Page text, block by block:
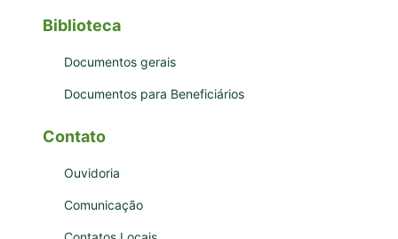
Biblioteca
Documentos gerais
Documentos para Beneficiários
Contato
Ouvidoria
Comunicação